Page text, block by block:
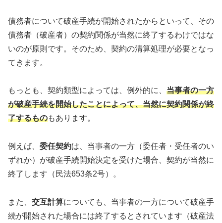
債務者について破産手続が開始されたからといって、その
債務者（破産者）の契約関係が当然に終了するわけではな
いのが原則です。そのため、契約の清算処理が必要となっ
てきます。
もっとも、契約類型によっては、例外的に、 当事者の一方
が破産手続を開始したことによって、当然に契約関係が終
了するものもあります。
例えば、 委任契約は、当事者の一方（委任者・受任者のい
ずれか）が破産手続開始決定を受けた場合、契約が当然に
終了します（民法653条2号）。
また、 交互計算についても、当事者の一方について破産手
続が開始された場合には終了するとされています（破産法